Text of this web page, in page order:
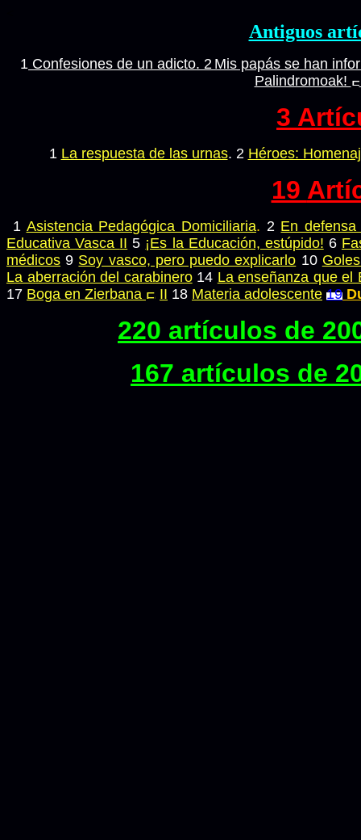
Antiguos
1 Confesiones de un adicto. 2 Mis papás se han
Palindromoak!
3
1 La respuesta de las urnas. 2 Héroes:
19
1 Asistencia Pedagógica Domiciliaria. 2 En
Educativa Vasca II 5 ¡Es la Educación, estúpido! 6
médicos 9 Soy vasco, pero puedo explicarlo 10
La aberración del carabinero 14 La enseñanza que el
17 Boga en Zierbana II 18 Materia adolescente 19
220 artículos de
167 artículos de